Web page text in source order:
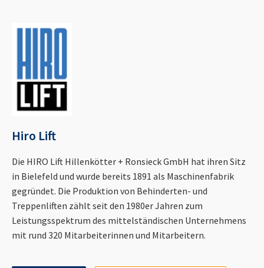
Hiro Lift
Die HIRO Lift Hillenkötter + Ronsieck GmbH hat ihren Sitz
in Bielefeld und wurde bereits 1891 als Maschinenfabrik
gegründet. Die Produktion von Behinderten- und
Treppenliften zählt seit den 1980er Jahren zum
Leistungsspektrum des mittelständischen Unternehmens
mit rund 320 Mitarbeiterinnen und Mitarbeitern.